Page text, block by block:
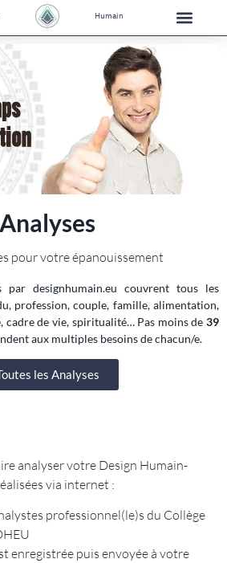
Humain
Analyses
pour votre épanouissement
par designhumain.eu couvrent tous les
profession, couple, famille, alimentation,
cadre de vie, spiritualité… Pas moins de 39
aux multiples besoins de chacun/e.
les Analyses
analyser votre Design Humain-
via internet :
professionnel(le)s du Collège
enregistrée puis envoyée à votre